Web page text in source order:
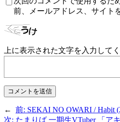
前、メールアドレス、サイト
上に表示された文字を入力してく
← 前: SEKAI NO OWARI / Habit
次: たまりば 一期生VTuber 「ア